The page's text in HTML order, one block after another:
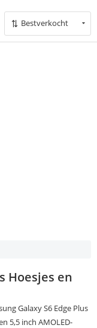
Bestverkocht
Hoesjes en
Galaxy S6 Edge Plus
5,5 inch AMOLED-